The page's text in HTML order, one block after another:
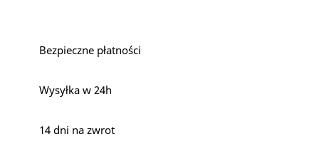
Bezpieczne płatności
Wysyłka w 24h
14 dni na zwrot